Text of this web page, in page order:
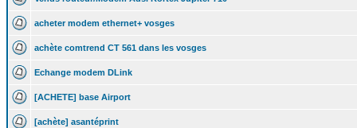
acheter modem ethernet+ vosges
achète comtrend CT 561 dans les vosges
Echange modem DLink
[ACHETE] base Airport
[achète] asantéprint